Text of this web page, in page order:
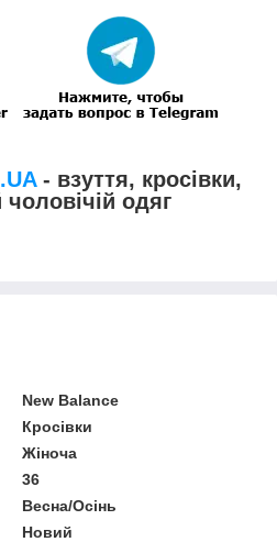
- взуття, кросівки,
одяг
New Balance
Кросівки
Жіноча
36
Весна/Осінь
Новий